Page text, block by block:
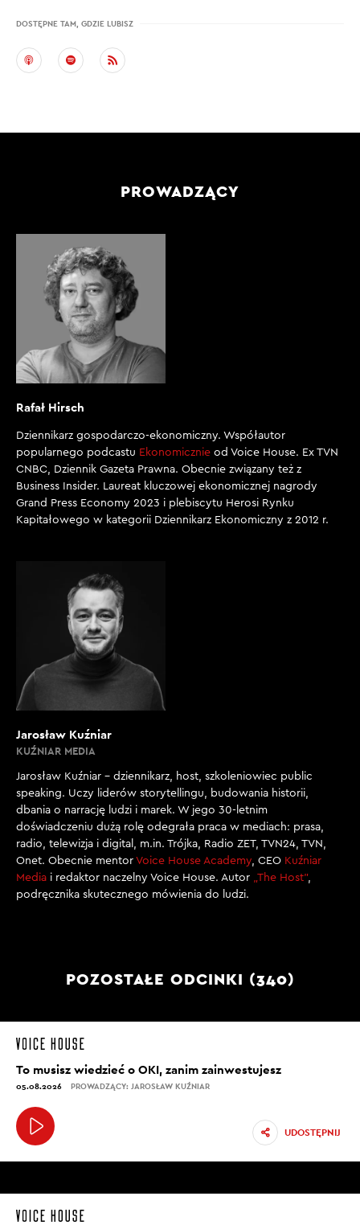
DOSTĘPNE TAM, GDZIE LUBISZ
PROWADZĄCY
Rafał Hirsch
Dziennikarz gospodarczo-ekonomiczny. Współautor
popularnego podcastu Ekonomicznie od Voice House. Ex TVN
CNBC, Dziennik Gazeta Prawna. Obecnie związany też z
Business Insider. Laureat kluczowej ekonomicznej nagrody
Grand Press Economy 2023 i plebiscytu Herosi Rynku
Kapitałowego w kategorii Dziennikarz Ekonomiczny z 2012 r.
Jarosław Kuźniar
KUŹNIAR MEDIA
Jarosław Kuźniar – dziennikarz, host, szkoleniowiec public
speaking. Uczy liderów storytellingu, budowania historii,
dbania o narrację ludzi i marek. W jego 30-letnim
doświadczeniu dużą rolę odegrała praca w mediach: prasa,
radio, telewizja i digital, m.in. Trójka, Radio ZET, TVN24, TVN,
Onet. Obecnie mentor Voice House Academy, CEO Kuźniar
Media i redaktor naczelny Voice House. Autor „The Host”,
podręcznika skutecznego mówienia do ludzi.
POZOSTAŁE ODCINKI (340)
To musisz wiedzieć o OKI, zanim zainwestujesz
05.08.2026 PROWADZĄCY: JAROSŁAW KUŹNIAR
UDOSTĘPNIJ